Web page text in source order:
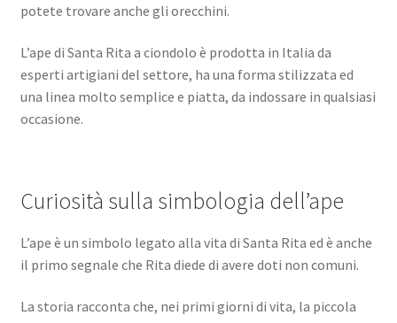
potete trovare anche gli orecchini.
L’ape di Santa Rita a ciondolo è prodotta in Italia da
esperti artigiani del settore, ha una forma stilizzata ed
una linea molto semplice e piatta, da indossare in qualsiasi
occasione.
Curiosità sulla simbologia dell’ape
L’ape è un simbolo legato alla vita di Santa Rita ed è anche
il primo segnale che Rita diede di avere doti non comuni.
La storia racconta che, nei primi giorni di vita, la piccola